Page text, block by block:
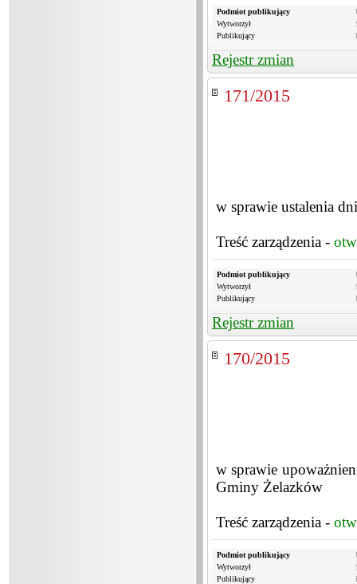
Podmiot publikujący
Wytworzył
Publikujący
Rejestr zmian
171/2015
w sprawie ustalenia
Treść zarządzenia -
Podmiot publikujący
Wytworzył
Publikujący
Rejestr zmian
170/2015
w sprawie
Gminy Żelazków
Treść zarządzenia -
Podmiot publikujący
Wytworzył
Publikujący